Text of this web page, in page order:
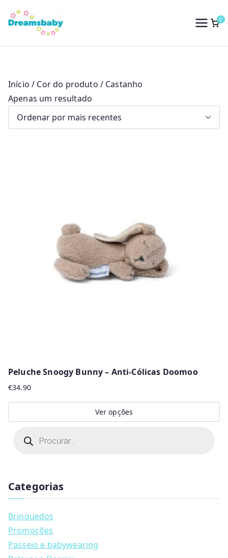
para
conteúdo
Dreams Baby
0
Início / Cor do produto / Castanho
Apenas um resultado
Peluche Snoogy Bunny – Anti-Cólicas Doomoo
€34.90
Ver opções
product
variants.
The
options
may
be
s
s
a
r
c
h
Categorias
Brinquedos
Promoções
Passeio e babywearing